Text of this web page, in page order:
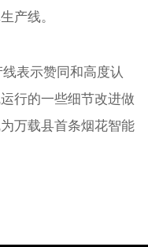
产线。
表示赞同和高度认
行的一些细节改进做
万载县首条烟花智能